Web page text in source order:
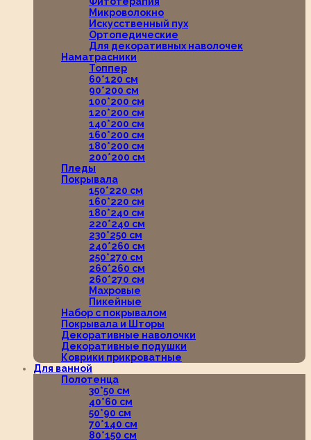
Микроволокно
Искусственный пух
Ортопедические
Для декоративных наволочек
Наматрасники
Топпер
60*120 см
90*200 см
100*200 см
120*200 см
140*200 см
160*200 см
180*200 см
200*200 см
Пледы
Покрывала
150*220 см
160*220 см
180*240 см
220*240 см
230*250 см
240*260 см
250*270 см
260*260 см
260*270 см
Махровые
Пикейные
Набор с покрывалом
Покрывала и Шторы
Декоративные наволочки
Декоративные подушки
Коврики прикроватные
Для ванной
Полотенца
30*50 см
40*60 см
50*90 см
70*140 см
80*150 см